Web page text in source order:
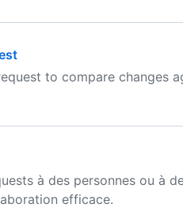
to compare changes
à des personnes ou à
efficace.